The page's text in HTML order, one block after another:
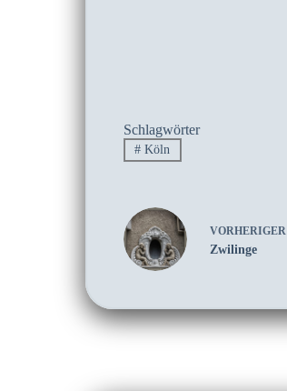
Schlagwörter
# Köln
VORHERIGER
Zwilinge